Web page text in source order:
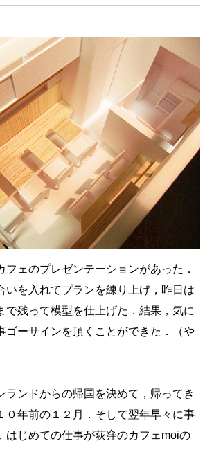
フェのプレゼンテーションがあった．
いを入れてプランを練り上げ，昨日は
で残って模型を仕上げた．結果，気に
ゴーサインを頂くことができた．（や
ランドからの帰国を決めて，帰ってき
０年前の１２月．そして翌年早々に事
はじめての仕事が荻窪のカフェmoiの